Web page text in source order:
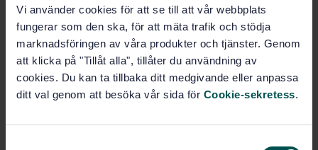
Vi använder cookies för att se till att vår webbplats
fungerar som den ska, för att mäta trafik och stödja
marknadsföringen av våra produkter och tjänster. Genom
att klicka på "Tillåt alla", tillåter du användning av
cookies. Du kan ta tillbaka ditt medgivande eller anpassa
ditt val genom att besöka vår sida för Cookie-sekretess.
PDF
Fler alternativ